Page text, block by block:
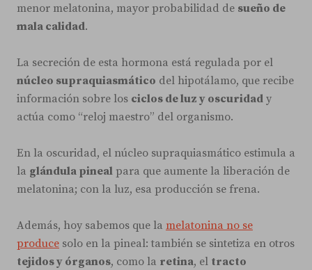
menor melatonina, mayor probabilidad de sueño de
mala calidad.
La secreción de esta hormona está regulada por el
núcleo supraquiasmático del hipotálamo, que recibe
información sobre los ciclos de luz y oscuridad y
actúa como “reloj maestro” del organismo.
En la oscuridad, el núcleo supraquiasmático estimula a
la glándula pineal para que aumente la liberación de
melatonina; con la luz, esa producción se frena.
Además, hoy sabemos que la melatonina no se
produce solo en la pineal: también se sintetiza en otros
tejidos y órganos, como la retina, el tracto